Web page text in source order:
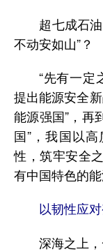
超七成石油
不动安如山”？
“先有一定之
提出能源安全
能源强国”，再
国”，我国以
性，筑牢安全
有中国特色的能
以韧性应对
深海之上，